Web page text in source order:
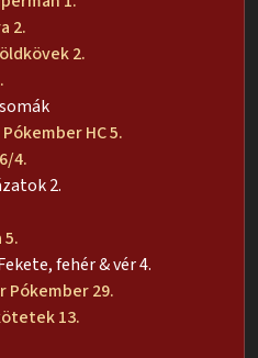
2.
2.
HC 5.
4.
2.
5.
fehér & vér 4.
Pókember 29.
13.